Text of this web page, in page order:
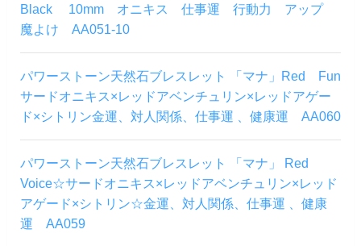
Black 10mm オニキス 仕事運 行動力 アップ
魔よけ AA051-10
パワーストーン天然石ブレスレット 「マナ」Red Fun
サードオニキス×レッドアベンチュリン×レッドアゲー
ド×シトリン金運、対人関係、仕事運 、健康運 AA060
パワーストーン天然石ブレスレット 「マナ」 Red
Voice☆サードオニキス×レッドアベンチュリン×レッド
アゲード×シトリン☆金運、対人関係、仕事運 、健康
運 AA059